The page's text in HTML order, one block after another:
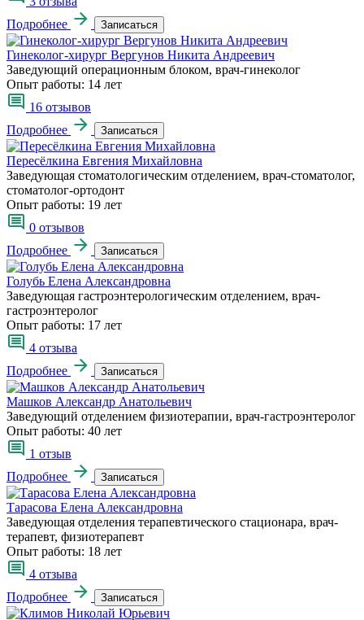
Подробнее
Записаться
Гинеколог-хирург Вергунов Никита Андреевич
Заведующий операционным блоком, врач-гинеколог
Опыт работы: 14 лет
16 отзывов
Подробнее
Записаться
Пересёлкина Евгения Михайловна
Заведующая стоматологическим отделением, врач-стоматолог,
стоматолог-ортодонт
Опыт работы: 19 лет
0 отзывов
Подробнее
Записаться
Голубь Елена Александровна
Заведующая гастроэнтерологическим отделением, врач-
гастроэнтеролог
Опыт работы: 17 лет
4 отзыва
Подробнее
Записаться
Машков Александр Анатольевич
Заведующий отделением физиотерапии, врач-гастроэнтеролог
Опыт работы: 40 лет
1 отзыв
Подробнее
Записаться
Тарасова Елена Александровна
Заведующая отделения терапевтического стационара, врач-
терапевт, физиотерапевт
Опыт работы: 18 лет
4 отзыва
Подробнее
Записаться